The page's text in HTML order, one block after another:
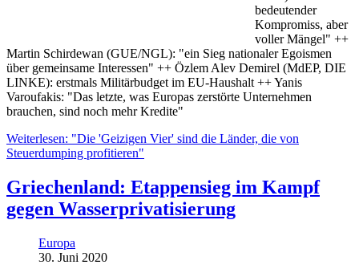
bedeutender
Kompromiss, aber
voller Mängel" ++
Martin Schirdewan (GUE/NGL): "ein Sieg nationaler Egoismen
über gemeinsame Interessen" ++ Özlem Alev Demirel (MdEP, DIE
LINKE): erstmals Militärbudget im EU-Haushalt ++ Yanis
Varoufakis: "Das letzte, was Europas zerstörte Unternehmen
brauchen, sind noch mehr Kredite"
Weiterlesen: "Die 'Geizigen Vier' sind die Länder, die von
Steuerdumping profitieren"
Griechenland: Etappensieg im Kampf
gegen Wasserprivatisierung
Europa
30. Juni 2020